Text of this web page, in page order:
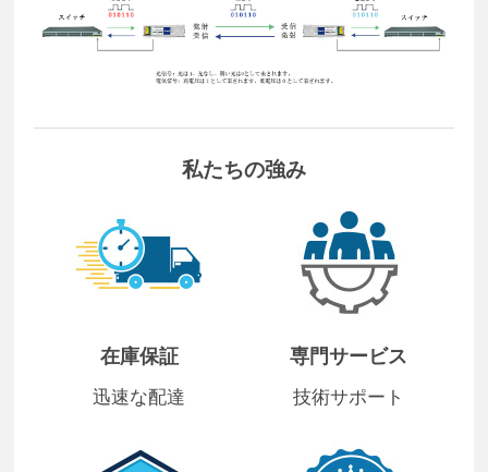
私たちの強み
在庫保証
迅速な配達
専門サービス
技術サポート